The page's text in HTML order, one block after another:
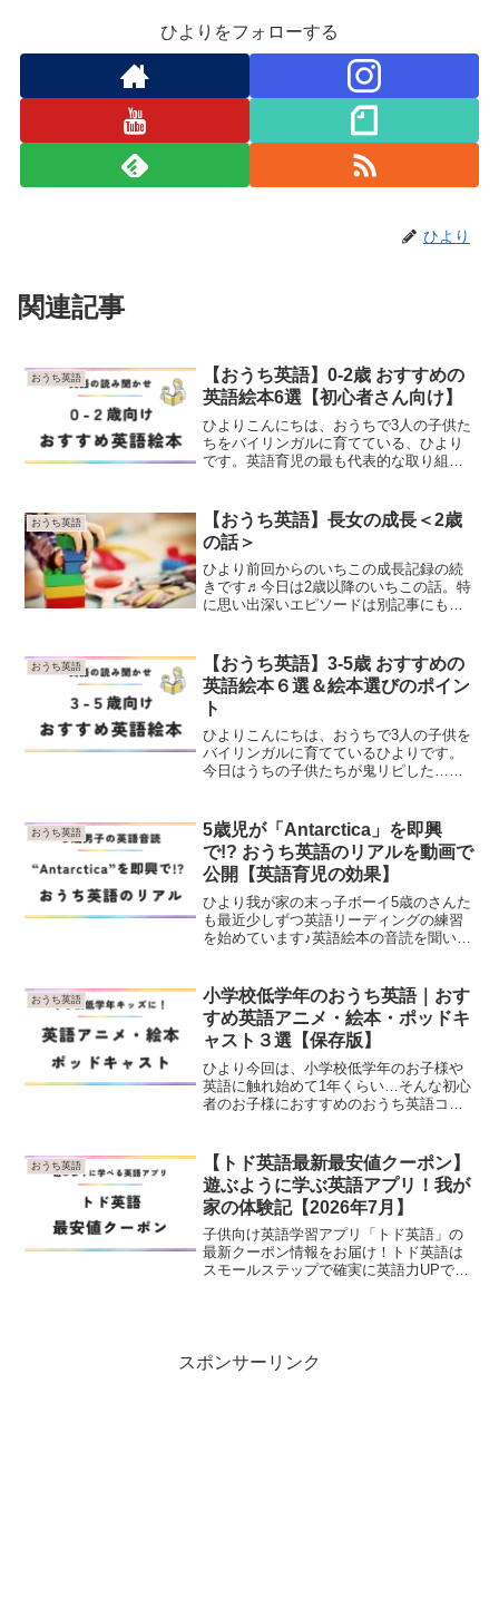
ひよりをフォローする
ひより
関連記事
おうち英語
【おうち英語】0-2歳 おすすめの
英語絵本6選【初心者さん向け】
ひよりこんにちは、おうちで3人の子供た
ちをバイリンガルに育てている、ひより
です。英語育児の最も代表的な取り組み
を買ったらいいの？？という疑問のある
方も少なくないはず！そ...
おうち英語
【おうち英語】長女の成長＜2歳
の話＞
ひより前回からのいちこの成長記録の続
きです♬今日は2歳以降のいちこの話。特
に思い出深いエピソードは別記事にも書
ぶ上手になって日本語と英語を織り交ぜ
ながらたくさんおし...
おうち英語
【おうち英語】3-5歳 おすすめの
英語絵本６選＆絵本選びのポイン
ト
ひよりこんにちは、おうちで3人の子供を
バイリンガルに育てているひよりです。
今日はうちの子供たちが鬼リピした…と
記事を書いた人3-5歳になるとストーリー
をもっと楽しめ...
おうち英語
5歳児が「Antarctica」を即興
で!? おうち英語のリアルを動画で
公開【英語育児の効果】
ひより我が家の末っ子ボーイ5歳のさんた
も最近少しずつ英語リーディングの練習
を始めています♪英語絵本の音読を聞いて
てやっぱスゴい！」と改めて感じたエピ
ソードをご紹介します...
おうち英語
小学校低学年のおうち英語｜おす
すめ英語アニメ・絵本・ポッドキ
ャスト３選【保存版】
ひより今回は、小学校低学年のお子様や
英語に触れ始めて1年くらい…そんな初心
者のお子様におすすめのおうち英語コン
テンツを上手に活用しましょう〜♬はじ
めに小学校低学...
おうち英語
【トド英語最新最安値クーポン】
遊ぶように学ぶ英語アプリ！我が
家の体験記【2026年7月】
子供向け英語学習アプリ「トド英語」の
最新クーポン情報をお届け！トド英語は
スモールステップで確実に英語力UPでき
スポンサーリンク